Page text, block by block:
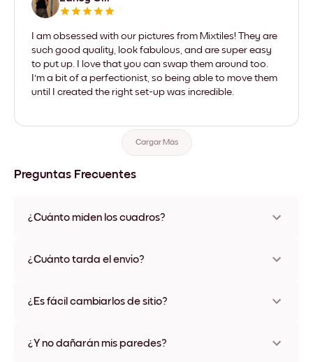
I am obsessed with our pictures from Mixtiles! They are
such good quality, look fabulous, and are super easy
to put up. I love that you can swap them around too.
I'm a bit of a perfectionist, so being able to move them
until I created the right set-up was incredible.
Cargar Más
Preguntas Frecuentes
¿Cuánto miden los cuadros?
varios materiales y colores de marco, incluidas opciones sin
¿Cuánto tarda el envío?
disponibles en algunos países. Te enviaremos un número de
¿Es fácil cambiarlos de sitio?
ningún daño
¿Y no dañarán mis paredes?